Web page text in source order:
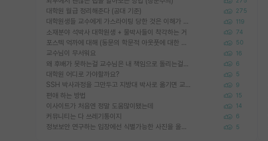
대학원 월급 정리해준다 (공대 기준) 275
대학원생들 교수에게 가스라이팅 당한 것은 이해가 갑니다. 안타깝네요. 119
소재분야 석박사 대학원생 + 물박사들이 착각하는 거 74
포스텍 억까에 대해 (동문의 학문적 아웃풋에 대한 반박) 50
교수님이 무서워요 16
왜 후배가 못하는걸 교수님은 내 책임으로 돌리는걸까요? 6
대학원 어디로 가야할까요? 5
SSH 박사과정을 그만두고 지방대 박사로 옮기면 교수의 꿈은 끝일까요? 9
편애 하는 방법 15
이사이트가 처음엔 정말 도움많이됐는데 14
커뮤니티는 다 쓰레기통이지 6
정보보안 연구하는 입장에선 식별가능한 사진을 올리는건 비추이긴함 5